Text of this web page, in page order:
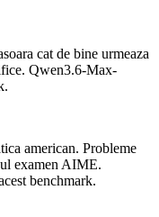
cat de bine urmeaza
Qwen3.6-Max-
american. Probleme
examen AIME.
benchmark.